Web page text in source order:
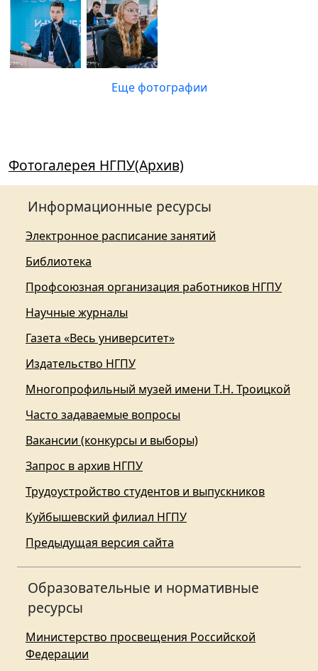
Еще фотографии
Фотогалерея НГПУ(Архив)
Информационные ресурсы
Электронное расписание занятий
Библиотека
Профсоюзная организация работников НГПУ
Научные журналы
Газета «Весь университет»
Издательство НГПУ
Многопрофильный музей имени Т.Н. Троицкой
Часто задаваемые вопросы
Вакансии (конкурсы и выборы)
Запрос в архив НГПУ
Трудоустройство студентов и выпускников
Куйбышевский филиал НГПУ
Предыдущая версия сайта
Образовательные и нормативные
ресурсы
Министерство просвещения Российской
Федерации